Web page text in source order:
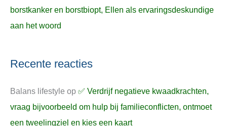
borstkanker en borstbiopt, Ellen als ervaringsdeskundige
aan het woord
Recente reacties
Balans lifestyle op ✅ Verdrijf negatieve kwaadkrachten,
vraag bijvoorbeeld om hulp bij familieconflicten, ontmoet
een tweelingziel en kies een kaart